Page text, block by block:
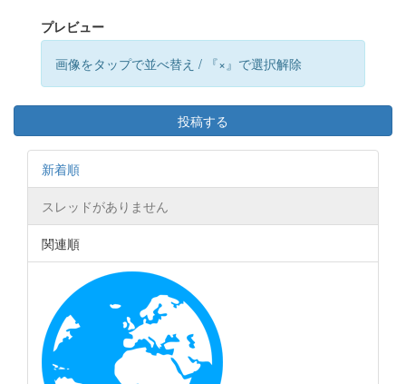
プレビュー
画像をタップで並べ替え / 『×』で選択解除
投稿する
新着順
スレッドがありません
関連順